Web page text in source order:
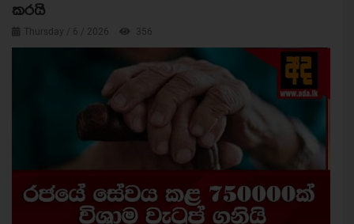
කරයි
Thursday / 6 / 2026 356